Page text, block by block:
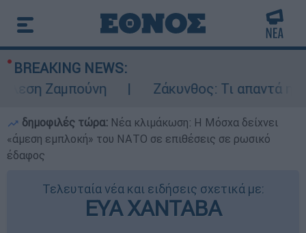
BREAKING NEWS:
Ζαμπούνη
Ζάκυνθος: Τι απαντά η
δημοφιλές τώρα: Νέα κλιμάκωση: Η Μόσχα δείχνει
«άμεση εμπλοκή» του ΝΑΤΟ σε επιθέσεις σε ρωσικό
έδαφος
Τελευταία νέα και ειδήσεις σχετικά με:
ΕΥΑ ΧΑΝΤΑΒΑ